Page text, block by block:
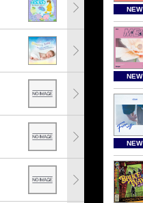
NEW
NEW
NEW